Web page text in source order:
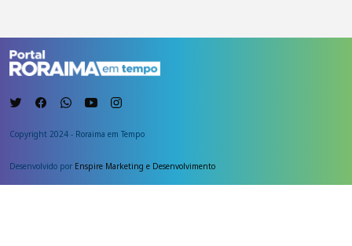
Copyright 2024 - Roraima em Tempo
Desenvolvido por Enspire Marketing e Desenvolvimento